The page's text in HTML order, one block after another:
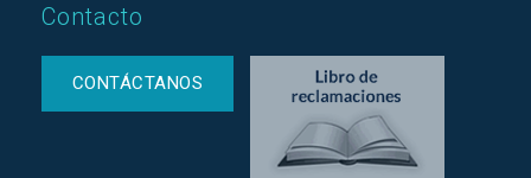
Contacto
CONTÁCTANOS